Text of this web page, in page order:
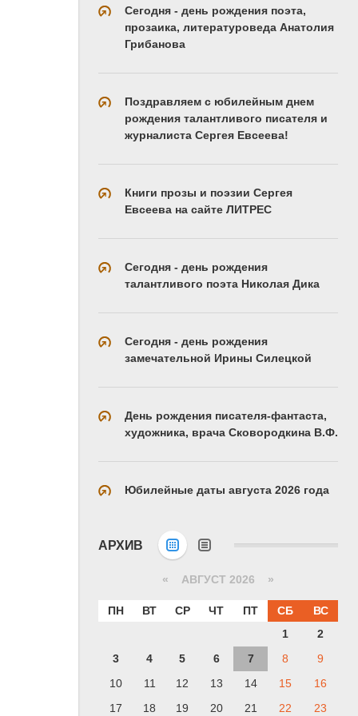
Сегодня - день рождения поэта,
прозаика, литературоведа Анатолия
Грибанова
Поздравляем с юбилейным днем
рождения талантливого писателя и
журналиста Сергея Евсеева!
Книги прозы и поэзии Сергея
Евсеева на сайте ЛИТРЕС
Сегодня - день рождения
талантливого поэта Николая Дика
Сегодня - день рождения
замечательной Ирины Силецкой
День рождения писателя-фантаста,
художника, врача Сковородкина В.Ф.
Юбилейные даты августа 2026 года
АРХИВ
« АВГУСТ 2026 »
ПН ВТ СР ЧТ ПТ СБ
ВС
1
2
3
4 5 6 7 8
9
10
11 12 13 14 15
16
17
18 19 20 21 22 23